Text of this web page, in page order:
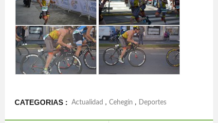
CATEGORIAS : Actualidad , Cehegín , Deportes